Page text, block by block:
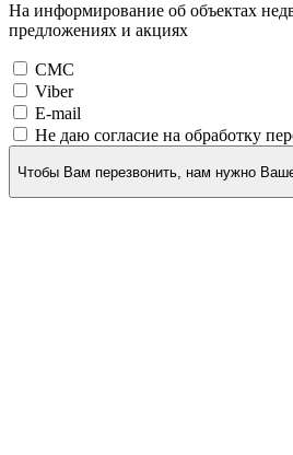
На информирование об объектах
предложениях и акциях
СМС
Viber
E-mail
Не даю согласие на обработку
Чтобы Вам перезвонить, нам нужно